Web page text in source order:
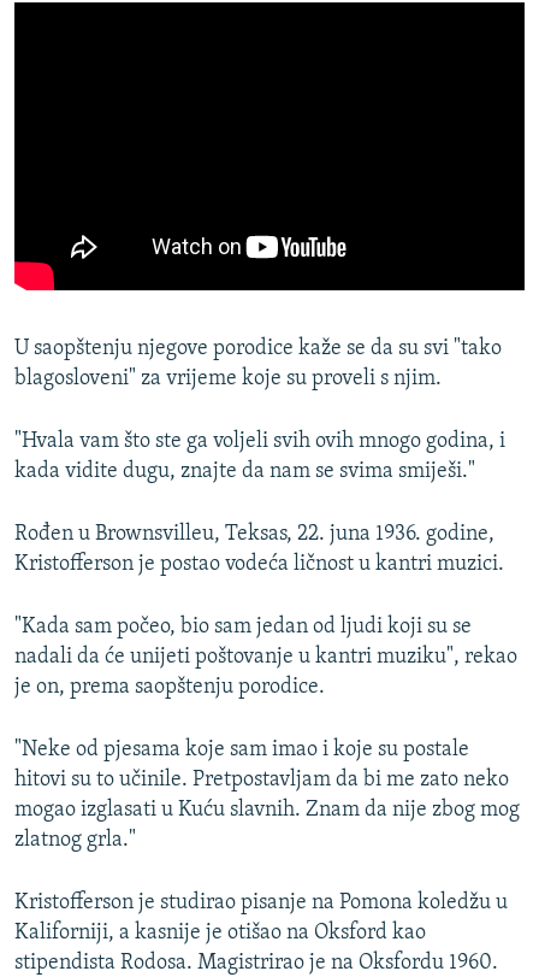
U saopštenju njegove porodice kaže se da su svi "tako
blagosloveni" za vrijeme koje su proveli s njim.
"Hvala vam što ste ga voljeli svih ovih mnogo godina, i
kada vidite dugu, znajte da nam se svima smiješi."
Rođen u Brownsvilleu, Teksas, 22. juna 1936. godine,
Kristofferson je postao vodeća ličnost u kantri muzici.
"Kada sam počeo, bio sam jedan od ljudi koji su se
nadali da će unijeti poštovanje u kantri muziku", rekao
je on, prema saopštenju porodice.
"Neke od pjesama koje sam imao i koje su postale
hitovi su to učinile. Pretpostavljam da bi me zato neko
mogao izglasati u Kuću slavnih. Znam da nije zbog mog
zlatnog grla."
Kristofferson je studirao pisanje na Pomona koledžu u
Kaliforniji, a kasnije je otišao na Oksford kao
stipendista Rodosa. Magistrirao je na Oksfordu 1960.